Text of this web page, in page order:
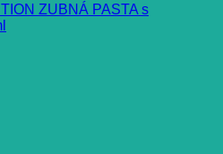
ZUBNÁ PASTA s